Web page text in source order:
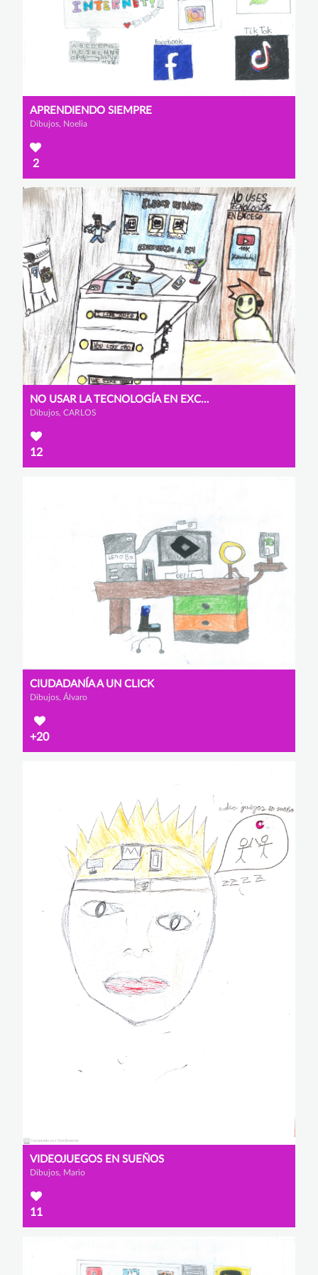
APRENDIENDO SIEMPRE
Dibujos, Noelia
2
NO USAR LA TECNOLOGÍA EN EXCESO
Dibujos, CARLOS
12
CIUDADANÍA A UN CLICK
Dibujos, Álvaro
+20
VIDEOJUEGOS EN SUEÑOS
Dibujos, Mario
11